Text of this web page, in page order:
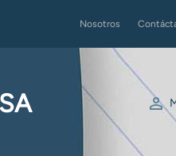
Nosotros